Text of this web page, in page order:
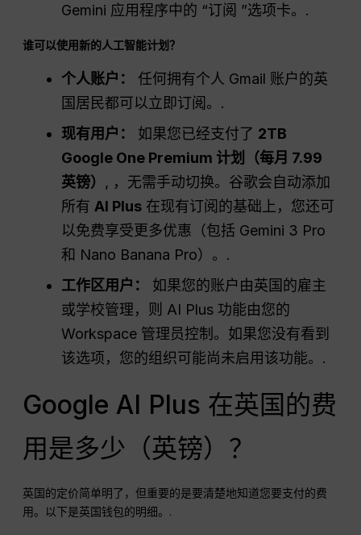
Gemini 应用程序中的 “订阅 ”选项卡。.
谁可以使用新的人工智能计划？
个人账户：
任何拥有个人 Gmail 账户的英
国居民都可以立即订阅。.
现有用户：
如果您已经支付了 2TB
Google One Premium 计划（每月 7.99
英镑） , ，无需手动切换。谷歌会自动添加
所有 AI Plus 在现有订阅的基础上，您还可
以免费享受更多优惠（包括 Gemini 3 Pro
和 Nano Banana Pro）。.
工作区用户：
如果您的账户由英国的雇主
或学校管理，则 AI Plus 功能由您的
Workspace 管理员控制。如果您没有看到
该选项，您的组织可能尚未启用该功能。.
Google AI Plus 在英国的费
用是多少（英镑）？
英国的定价简单明了，但重要的是要清楚地知道您要支付的费
用。以下是英国钱包的明细。.